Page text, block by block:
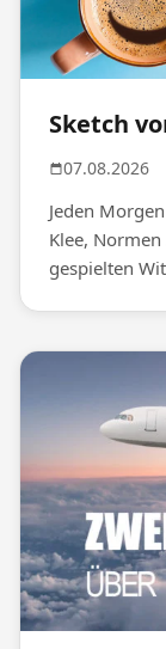
Sketch
07.08.2026
Jeden
Klee,
gespielten